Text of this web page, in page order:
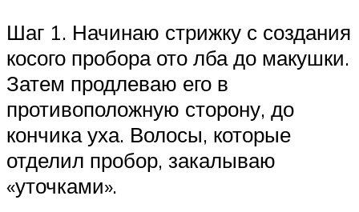
Шаг 1. Начинаю стрижку с создания
косого пробора ото лба до макушки.
Затем продлеваю его в
противоположную сторону, до
кончика уха. Волосы, которые
отделил пробор, закалываю
«уточками».